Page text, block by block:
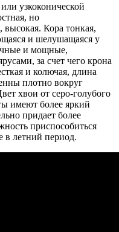
узкоконической
но
высокая. Кора тонкая,
и шелушащаяся у
и мощные,
за счет чего крона
и колючая, длина
плотно вокруг
хвои от серо-голубого
имеют более яркий
придает более
приспособиться
в летний период.